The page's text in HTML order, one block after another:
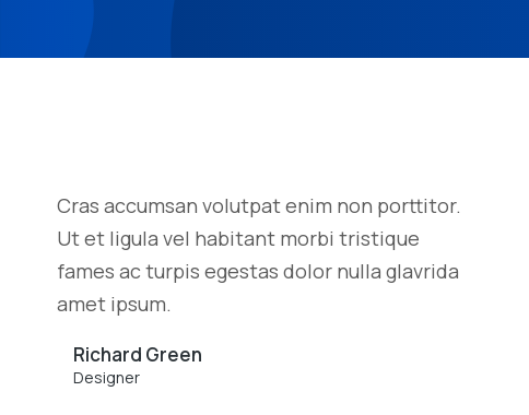
Cras accumsan volutpat enim non porttitor.
Ut et ligula vel habitant morbi tristique
fames ac turpis egestas dolor nulla glavrida
amet ipsum.
Richard Green
Designer